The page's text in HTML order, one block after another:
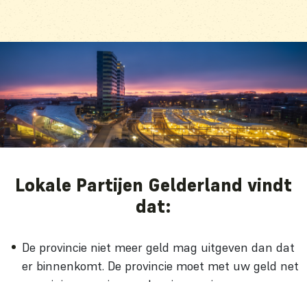
Lokale Partijen Gelderland vindt
dat:
De provincie niet meer geld mag uitgeven dan dat
er binnenkomt. De provincie moet met uw geld net